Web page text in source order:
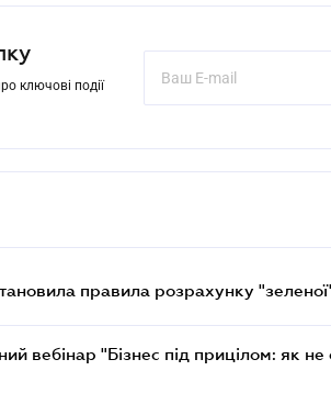
ключові події
правила розрахунку
вебінар "Бізнес під прицілом: як